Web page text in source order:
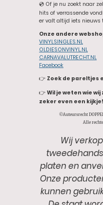
💿 Of je nu zoekt naar
hits of verrassende
er valt altijd iets nieuws
Onze andere
VINYLSINGLES.NL
OLDIESONVINYL.NL
CARNAVALUTRECHT.NL
Facebook
👉 Zoek de pareltjes
👉 Wil je weten wie
zeker even een kijkje!
©Auteursrecht
Alle
Wij
platen en
Onze
kunnen